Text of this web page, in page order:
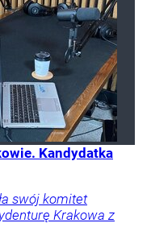
Kandydatka
swój komitet
Krakowa z